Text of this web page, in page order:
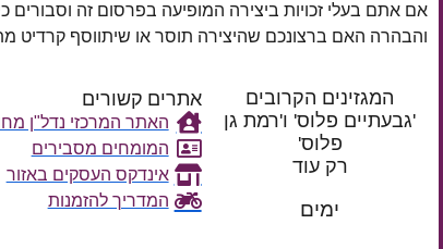
אם אתם בעלי זכויות ביצירה המופיעה בפרסום זה
והבהרה האם ברצונכם שהיצירה תוסר או שיתווסף
המגזינים הקרובים
'גבעתיים פלוס' ו'רמת גן
פלוס'
רק עוד
ימים
אתרים קשורים
האתר המרכזי נדל"ן
המומחים מסבירים
אינדקס העסקים באזור
המדריך להזמנות